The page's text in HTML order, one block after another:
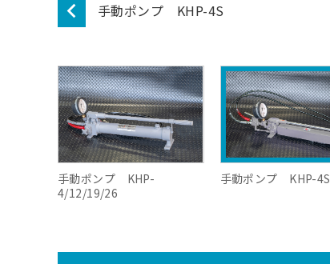
KHJ-5専用手動ポンプ P-4
手動ポンプ KHP-
4/12/19/26
手動ポンプ KHP-4S